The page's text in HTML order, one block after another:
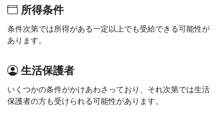
所得条件
条件次第では所得がある一定以上でも受給できる可能性が
あります。
生活保護者
いくつかの条件がかけあわさっており、それ次第では生活
保護者の方も受けられる可能性があります。